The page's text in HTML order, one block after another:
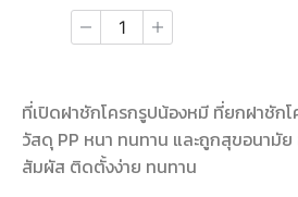
ที่เปิดฝาชักโครกรูปน้องหมี ที่ยกฝาชัก
วัสดุ PP หนา ทนทาน และถูกสุขอนามั
สัมผัส ติดตั้งง่าย ทนทาน